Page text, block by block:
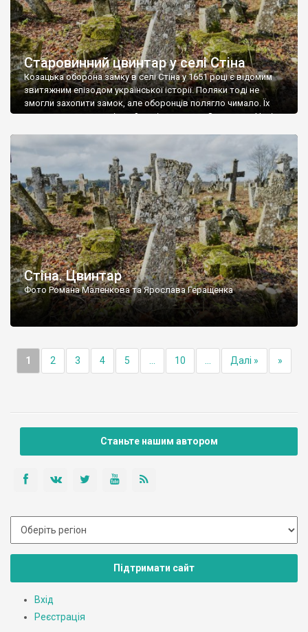
Старовинний цвинтар у селі Стіна
Козацька оборона замку в селі Стіна у 1651 році є відомим
звитяжним епізодом української історії. Поляки тоді не
змогли захопити замок, але оборонців полягло чимало. Їх
поховали на цвинтарі, який тоді називався Замковим. Нині на
ньому чимало хрестів 19 століття, є такі, де епітафії стер […]
Стіна. Цвинтар
Фото Романа Маленкова та Ярослава Геращенка
1 2 3 4 5 10 Далі » »
Станьте нашим автором
Підтримати сайт
Вхід
Реєстрація